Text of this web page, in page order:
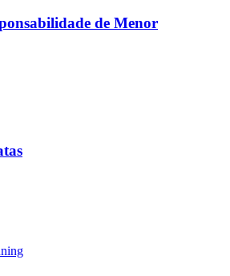
de Menor